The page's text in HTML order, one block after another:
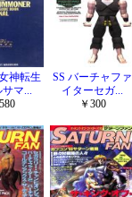
神転生
マ...
SS バーチャファ
イターセガ...
￥300